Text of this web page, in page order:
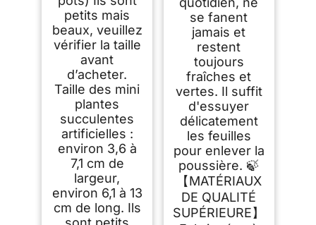
petits mais
beaux, veuillez
vérifier la taille
avant
d’acheter.
Taille des mini
plantes
succulentes
artificielles :
environ 3,6 à
7,1 cm de
largeur,
environ 6,1 à 13
cm de long. Ils
se fanent
jamais et
restent
toujours
fraîches et
vertes. Il suffit
d'essuyer
délicatement
les feuilles
pour enlever la
poussière. 🍃
【MATÉRIAUX
DE QUALITÉ
SUPÉRIEURE】